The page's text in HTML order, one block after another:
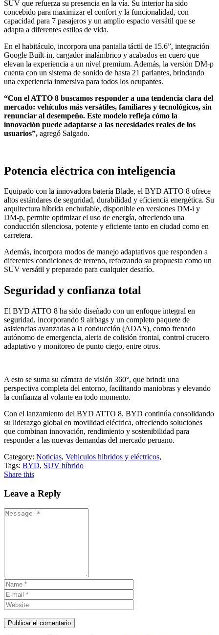
SUV que refuerza su presencia en la vía. Su interior ha sido
concebido para maximizar el confort y la funcionalidad, con
capacidad para 7 pasajeros y un amplio espacio versátil que se
adapta a diferentes estilos de vida.
En el habitáculo, incorpora una pantalla táctil de 15.6”, integración
Google Built-in, cargador inalámbrico y acabados en cuero que
elevan la experiencia a un nivel premium. Además, la versión DM-p
cuenta con un sistema de sonido de hasta 21 parlantes, brindando
una experiencia inmersiva para todos los ocupantes.
“Con el ATTO 8 buscamos responder a una tendencia clara del
mercado: vehículos más versátiles, familiares y tecnológicos, sin
renunciar al desempeño. Este modelo refleja cómo la
innovación puede adaptarse a las necesidades reales de los
usuarios”, agregó Salgado.
Potencia eléctrica con inteligencia
Equipado con la innovadora batería Blade, el BYD ATTO 8 ofrece
altos estándares de seguridad, durabilidad y eficiencia energética. Su
arquitectura híbrida enchufable, disponible en versiones DM-i y
DM-p, permite optimizar el uso de energía, ofreciendo una
conducción silenciosa, potente y eficiente tanto en ciudad como en
carretera.
Además, incorpora modos de manejo adaptativos que responden a
diferentes condiciones de terreno, reforzando su propuesta como un
SUV versátil y preparado para cualquier desafío.
Seguridad y confianza total
El BYD ATTO 8 ha sido diseñado con un enfoque integral en
seguridad, incorporando 9 airbags y un completo paquete de
asistencias avanzadas a la conducción (ADAS), como frenado
autónomo de emergencia, alerta de colisión frontal, control crucero
adaptativo y monitoreo de punto ciego, entre otros.
A esto se suma su cámara de visión 360°, que brinda una
perspectiva completa del entorno, facilitando maniobras y elevando
la confianza al volante en todo momento.
Con el lanzamiento del BYD ATTO 8, BYD continúa consolidando
su liderazgo global en movilidad eléctrica, ofreciendo soluciones
que combinan innovación, rendimiento y sostenibilidad para
responder a las nuevas demandas del mercado peruano.
Category: Noticias, Vehiculos hibridos y eléctricos,
Tags: BYD, SUV híbrido
Share this
Leave a Reply